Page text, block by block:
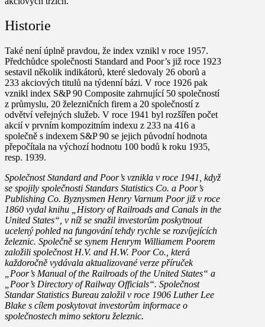
Historie
Také není úplně pravdou, že index vznikl v roce 1957.
Předchůdce společnosti Standard and Poor’s již roce 1923
sestavil několik indikátorů, které sledovaly 26 oborů a
233 akciových titulů na týdenní bázi. V roce 1926 pak
vznikl index S&P 90 Composite zahrnující 50 společností
z průmyslu, 20 železničních firem a 20 společností z
odvětví veřejných služeb. V roce 1941 byl rozšířen počet
akcií v prvním kompozitním indexu z 233 na 416 a
společně s indexem S&P 90 se jejich původní hodnota
přepočítala na výchozí hodnotu 100 bodů k roku 1935,
resp. 1939.
Společnost Standard and Poor’s vznikla v roce 1941, když
se spojily společnosti Standars Statistics Co. a Poor’s
Publishing Co. Byznysmen Henry Varnum Poor již v roce
1860 vydal knihu „History of Railroads and Canals in the
United States“, v níž se snažil investorům poskytnout
ucelený pohled na fungování tehdy rychle se rozvíjejících
železnic. Společně se synem Henrym Williamem Poorem
založili společnost H.V. and H.W. Poor Co., která
každoročně vydávala aktualizované verze příruček
„Poor’s Manual of the Railroads of the United States“ a
„Poor’s Directory of Railway Officials“. Společnost
Standar Statistics Bureau založil v roce 1906 Luther Lee
Blake s cílem poskytovat investorům informace o
společnostech mimo sektoru železnic.